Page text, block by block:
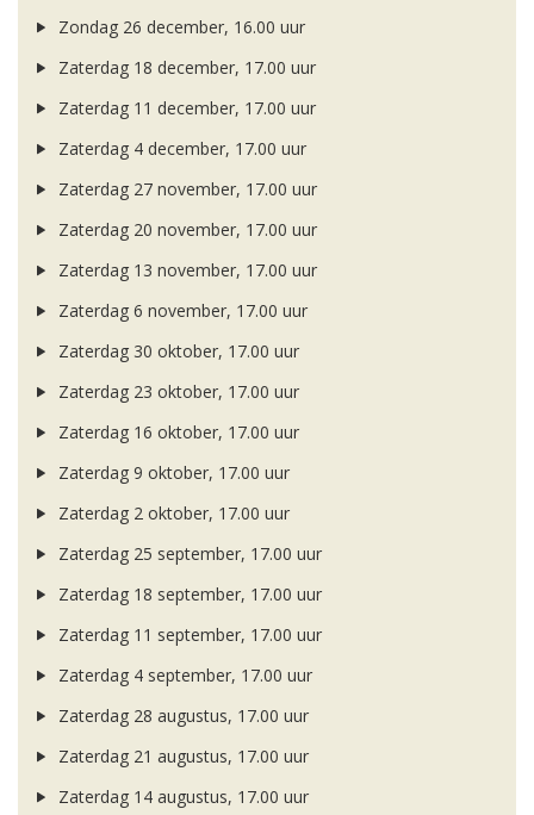
Zondag 26 december, 16.00 uur
Zaterdag 18 december, 17.00 uur
Zaterdag 11 december, 17.00 uur
Zaterdag 4 december, 17.00 uur
Zaterdag 27 november, 17.00 uur
Zaterdag 20 november, 17.00 uur
Zaterdag 13 november, 17.00 uur
Zaterdag 6 november, 17.00 uur
Zaterdag 30 oktober, 17.00 uur
Zaterdag 23 oktober, 17.00 uur
Zaterdag 16 oktober, 17.00 uur
Zaterdag 9 oktober, 17.00 uur
Zaterdag 2 oktober, 17.00 uur
Zaterdag 25 september, 17.00 uur
Zaterdag 18 september, 17.00 uur
Zaterdag 11 september, 17.00 uur
Zaterdag 4 september, 17.00 uur
Zaterdag 28 augustus, 17.00 uur
Zaterdag 21 augustus, 17.00 uur
Zaterdag 14 augustus, 17.00 uur